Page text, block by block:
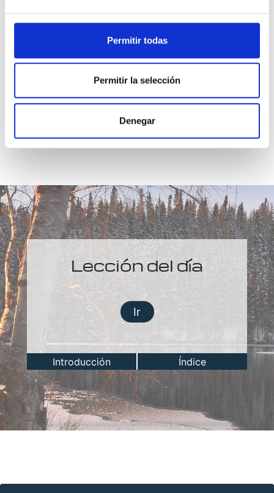
Permitir todas
Permitir la selección
Denegar
trans­mitirIe al mundo. La seguridad que ofrezco
me es dada a mí. Padre, Tu Voz protege todas
Lección del día
Ir
Introducción Índice